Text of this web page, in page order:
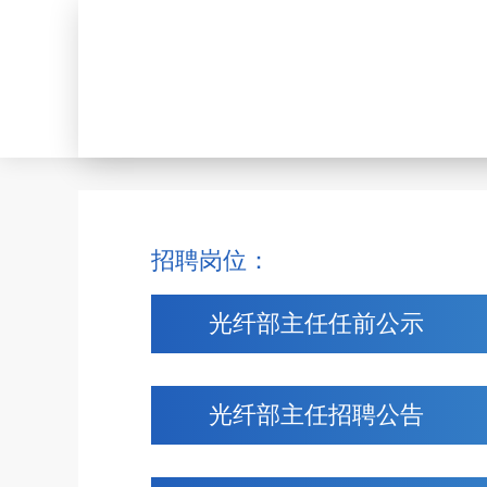
招聘岗位：
光纤部主任任前公示
光纤部主任招聘公告